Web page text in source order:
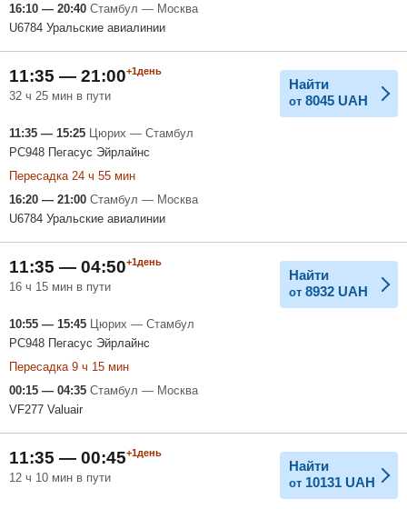
16:10 — 20:40 Стамбул — Москва
U6784 Уральские авиалинии
11:35 — 21:00+1день
32 ч 25 мин в пути
Найти
от 8045 UAH
11:35 — 15:25 Цюрих — Стамбул
PC948 Пегасус Эйрлайнс
Пересадка 24 ч 55 мин
16:20 — 21:00 Стамбул — Москва
U6784 Уральские авиалинии
11:35 — 04:50+1день
16 ч 15 мин в пути
Найти
от 8932 UAH
10:55 — 15:45 Цюрих — Стамбул
PC948 Пегасус Эйрлайнс
Пересадка 9 ч 15 мин
00:15 — 04:35 Стамбул — Москва
VF277 Valuair
11:35 — 00:45+1день
12 ч 10 мин в пути
Найти
от 10131 UAH